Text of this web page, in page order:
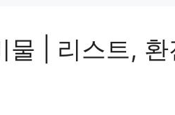
물 | 리스트,